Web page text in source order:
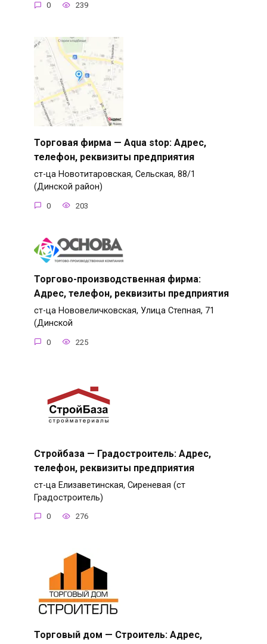
0 239
Торговая фирма — Aqua stop: Адрес,
телефон, реквизиты предприятия
ст-ца Новотитаровская, Сельская, 88/1
(Динской район)
0 203
Торгово-производственная фирма:
Адрес, телефон, реквизиты предприятия
ст-ца Нововеличковская, Улица Степная, 71
(Динской
0 225
Стройбаза — Градостроитель: Адрес,
телефон, реквизиты предприятия
ст-ца Елизаветинская, Сиреневая (ст
Градостроитель)
0 276
Торговый дом — Строитель: Адрес,